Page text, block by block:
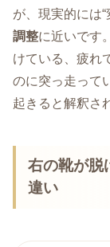
が、現実的には“
調整に近いです
けている、疲れ
のに突っ走って
起きると解釈さ
右の靴が脱
違い